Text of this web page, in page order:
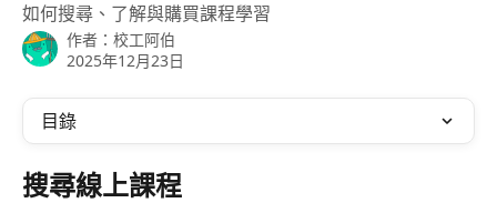
如何搜尋、了解與購買課程學習
作者： 校工阿伯
2025年12月23日
目錄
搜尋線上課程